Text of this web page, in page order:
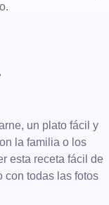
un plato fácil y
la familia o los
esta receta fácil de
con todas las fotos